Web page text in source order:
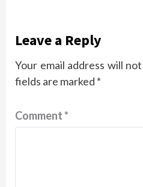
Leave a Reply
Your email address will
fields are marked *
Comment*